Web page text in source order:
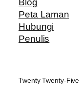
Blog
Peta Laman
Hubungi
Penulis
Twenty Twenty-Five